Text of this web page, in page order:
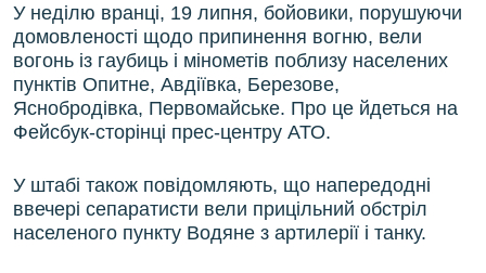
пошуку
ІНТЕРВ'Ю
ВСЕ ЗА ДЕНЬ
СПЕЦПРОЕКТИ
ДЕПОРТАЦІЯ
СВІДЧЕННЯ ОКУПАЦІЇ
ЯК ОБІЙТИ БЛОКУВАННЯ
Русский
Qırımtatar
У неділю вранці, 19 липня, бойовики, порушуючи
домовленості щодо припинення вогню, вели
вогонь із гаубиць і мінометів поблизу населених
пунктів Опитне, Авдіївка, Березове,
Яснобродівка, Первомайське. Про це йдеться на
Фейсбук-сторінці прес-центру АТО.
У штабі також повідомляють, що напередодні
ввечері сепаратисти вели прицільний обстріл
населеного пункту Водяне з артилерії і танку.